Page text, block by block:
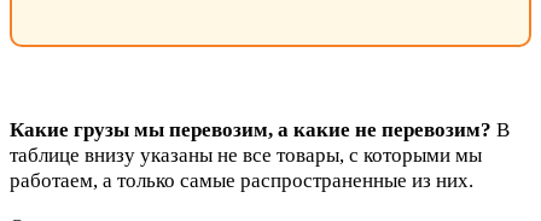
Какие грузы мы перевозим, а какие не перевозим? В
таблице внизу указаны не все товары, с которыми мы
работаем, а только самые распространенные из них.